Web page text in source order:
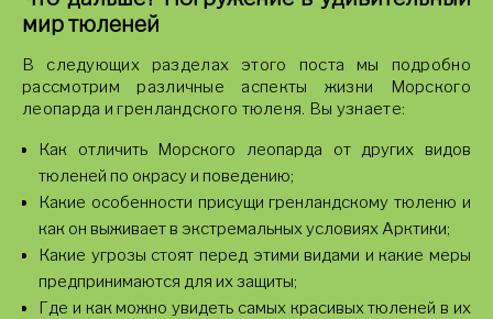
мир тюленей
В следующих разделах этого поста мы подробно
рассмотрим различные аспекты жизни Морского
леопарда и гренландского тюленя. Вы узнаете:
Как отличить Морского леопарда от других видов
тюленей по окрасу и поведению;
Какие особенности присущи гренландскому тюленю и
как он выживает в экстремальных условиях Арктики;
Какие угрозы стоят перед этими видами и какие меры
предпринимаются для их защиты;
Где и как можно увидеть самых красивых тюленей в их